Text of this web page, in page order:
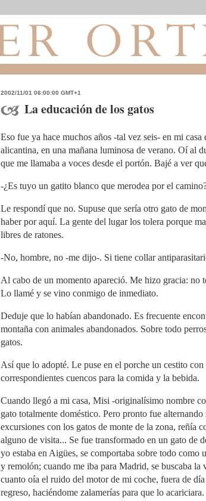
2002/11/01 06:00:00 GMT+1
La educación de los gatos
Eso fue ya hace muchos años -tal vez seis- en mi
alicantina, en una mañana luminosa de verano. Oí al
que me llamaba a voces desde el portón. Bajé a ver
-¿Es tuyo un gatito blanco que merodea por el
Le respondí que no. Supuse que sería otro gato de
haber por aquí. La gente del lugar los tolera porque
libres de ratones.
-No, hombre, no -me dijo-. Si tiene collar
Al cabo de un momento apareció. Me hizo gracia: no
Lo llamé y se vino conmigo de inmediato.
Deduje que lo habían abandonado. Es frecuente
montaña con animales abandonados. Sobre todo
gatos.
Así que lo adopté. Le puse en el porche un cestito
correspondientes cuencos para la comida y la bebida.
Cuando llegó a mi casa, Misi -originalísimo nombre
gato totalmente doméstico. Pero pronto fue
excursiones con los gatos de monte de la zona, reñía
alguno de visita... Se fue transformado en un gato de
yo estaba en Aigües, se comportaba sobre todo como
y remolón; cuando me iba para Madrid, se buscaba la
cuanto oía el ruido del motor de mi coche, fuera de
regreso, haciéndome zalamerías para que lo acariciara.